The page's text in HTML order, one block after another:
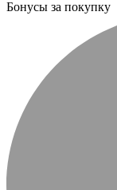
Бонусы за покупку